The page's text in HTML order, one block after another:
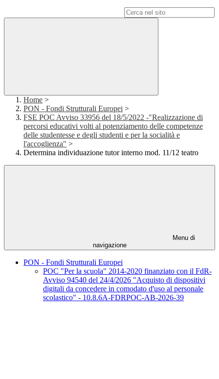
Home >
PON - Fondi Strutturali Europei >
FSE POC Avviso 33956 del 18/5/2022 -"Realizzazione di
percorsi educativi volti al potenziamento delle competenze
delle studentesse e degli studenti e per la socialità e
l'accoglienza" >
Determina individuazione tutor interno mod. 11/12 teatro
Menu di
navigazione
PON - Fondi Strutturali Europei
POC "Per la scuola" 2014-2020 finanziato con il FdR-
Avviso 94540 del 24/4/2026 "Acquisto di dispositivi
digitali da concedere in comodato d'uso al personale
scolastico" - 10.8.6A-FDRPOC-AB-2026-39